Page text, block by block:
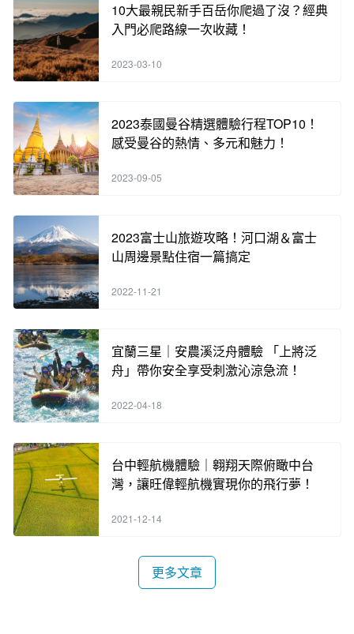
10大最親民新手百岳你爬過了沒？經典
入門必爬路線一次收藏！
2023-03-10
2023泰國曼谷精選體驗行程TOP10！
感受曼谷的熱情、多元和魅力！
2023-09-05
2023富士山旅遊攻略！河口湖＆富士
山周邊景點住宿一篇搞定
2022-11-21
宜蘭三星｜安農溪泛舟體驗 「上將泛
舟」帶你安全享受刺激沁涼急流！
2022-04-18
台中輕航機體驗｜翱翔天際俯瞰中台
灣，讓旺偉輕航機實現你的飛行夢！
2021-12-14
更多文章